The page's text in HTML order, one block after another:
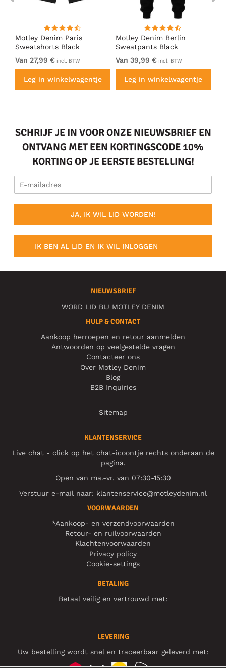
Motley Denim Paris
Sweatshorts Black
Van 27,99 € incl. BTW
Leg in winkelwagentje
Motley Denim Berlin
Sweatpants Black
Van 39,99 € incl. BTW
Leg in winkelwagentje
SCHRIJF JE IN VOOR ONZE NIEUWSBRIEF EN
ONTVANG MET EEN KORTINGSCODE 10%
KORTING OP JE EERSTE BESTELLING!
JA, IK WIL LID WORDEN!
IK BEN AL LID EN IK WIL INLOGGEN
NIEUWSBRIEF
WORD LID BIJ MOTLEY DENIM
HULP & CONTACT
Aankoop herroepen en retour aanmelden
Antwoorden op veelgestelde vragen
Contacteer ons
Over Motley Denim
Blog
B2B Inquiries
Sitemap
KLANTENSERVICE
Live chat - click op het chat-icoontje rechts onderaan de
pagina.
Open van ma.-vr. van 07:30-15:30
Verstuur e-mail naar: klantenservice@motleydenim.nl
VOORWAARDEN
*Aankoop- en verzendvoorwaarden
Retour- en ruilvoorwaarden
Klachtenvoorwaarden
Privacy policy
Cookie-settings
BETALING
Betaal veilig en vertrouwd met:
LEVERING
Uw bestelling wordt snel en traceerbaar geleverd met: